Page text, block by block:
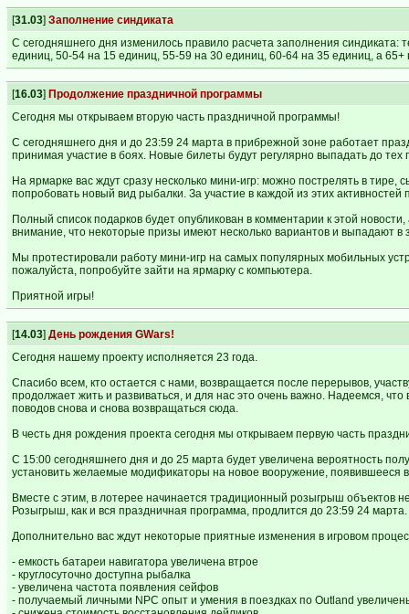
[31.03] Заполнение синдиката
С сегодняшнего дня изменилось правило расчета заполнения
единиц, 50-54 на 15 единиц, 55-59 на 30 единиц, 60-64 на 35 единиц, а 65+
[16.03] Продолжение праздничной программы
Сегодня мы открываем вторую часть праздничной программы!
С сегодняшнего дня и до 23:59 24 марта в прибрежной зоне работает
принимая участие в боях. Новые билеты будут регулярно выпадать до
На ярмарке вас ждут сразу несколько мини-игр: можно пострелять в
попробовать новый вид рыбалки. За участие в каждой из этих активностей
Полный список подарков будет опубликован в комментарии к этой
внимание, что некоторые призы имеют несколько вариантов и выпадают в
Мы протестировали работу мини-игр на самых популярных мобильных
пожалуйста, попробуйте зайти на ярмарку с компьютера.
Приятной игры!
[14.03] День рождения GWars!
Сегодня нашему проекту исполняется 23 года.
Спасибо всем, кто остается с нами, возвращается после перерывов,
продолжает жить и развиваться, и для нас это очень важно. Надеемся,
поводов снова и снова возвращаться сюда.
В честь дня рождения проекта сегодня мы открываем первую часть
С 15:00 сегодняшнего дня и до 25 марта будет увеличена вероятность
установить желаемые модификаторы на новое вооружение, появившееся
Вместе с этим, в лотерее начинается традиционный розыгрыш объектов
Розыгрыш, как и вся праздничная программа, продлится до 23:59 24 марта.
Дополнительно вас ждут некоторые приятные изменения в игровом
- емкость батареи навигатора увеличена втрое
- круглосуточно доступна рыбалка
- увеличена частота появления сейфов
- получаемый личными NPC опыт и умения в поездках по Outland